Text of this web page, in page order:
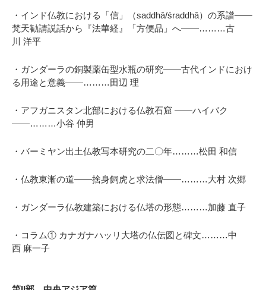
・インド仏教における「信」（saddhā/śraddhā）の系譜――
梵天勧請説話から『法華経』「方便品」へ――………古
川 洋平
・ガンダーラの銅製薬缶型水瓶の研究――古代インドにおけ
る用途と意義――………田辺 理
・アフガニスタン北部における仏教石窟 ――ハイバク
――………小谷 仲男
・バーミヤン出土仏教写本研究の二〇年………松田 和信
・仏教東漸の道――捨身飼虎と求法僧――………大村 次郷
・ガンダーラ仏教建築における仏塔の形態………加藤 直子
・コラム① カナガナハッリ大塔の仏伝図と碑文………中
西 麻一子